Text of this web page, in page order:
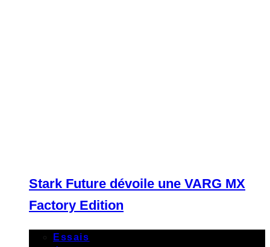
Stark Future dévoile une VARG MX
Factory Edition
Essais